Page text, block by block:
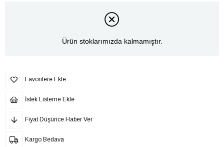
Ürün stoklarımızda kalmamıştır.
Favorilere Ekle
İstek Listeme Ekle
Fiyat Düşünce Haber Ver
Kargo Bedava